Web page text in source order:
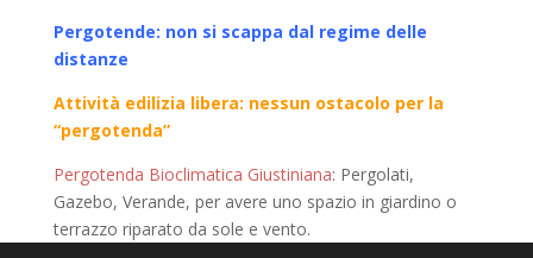
Pergotende: non si scappa dal regime delle
distanze
Attività edilizia libera: nessun ostacolo per la
“pergotenda”
Pergotenda Bioclimatica Giustiniana: Pergolati,
Gazebo, Verande, per avere uno spazio in giardino o
terrazzo riparato da sole e vento.